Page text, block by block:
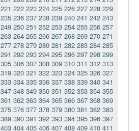
221 222 223 224 225 226 227 228 229
235 236 237 238 239 240 241 242 243
249 250 251 252 253 254 255 256 257
263 264 265 266 267 268 269 270 271
277 278 279 280 281 282 283 284 285
291 292 293 294 295 296 297 298 299
305 306 307 308 309 310 311 312 313
319 320 321 322 323 324 325 326 327
333 334 335 336 337 338 339 340 341
347 348 349 350 351 352 353 354 355
361 362 363 364 365 366 367 368 369
375 376 377 378 379 380 381 382 383
389 390 391 392 393 394 395 396 397
403 404 405 406 407 408 409 410 411